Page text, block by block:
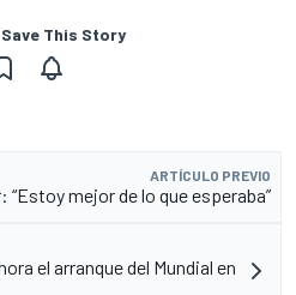
Save This Story
ARTÍCULO PREVIO
“Estoy mejor de lo que esperaba”
el arranque del Mundial en